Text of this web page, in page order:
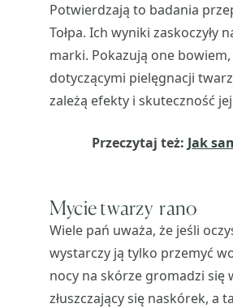
Potwierdzają to badania
Tołpa. Ich wyniki
marki. Pokazują one
dotyczącymi pielęgnacji
zależą efekty i skuteczność
Przeczytaj też: Jak
Mycie twarzy rano
Wiele pań uważa, że jeśli
wystarczy ją tylko przemyć
nocy na skórze gromadzi się
złuszczający się naskórek, a